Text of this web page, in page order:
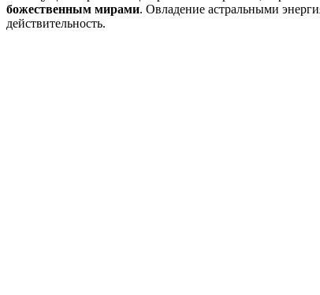
божественным мирами. Овладение астральными
действительность.